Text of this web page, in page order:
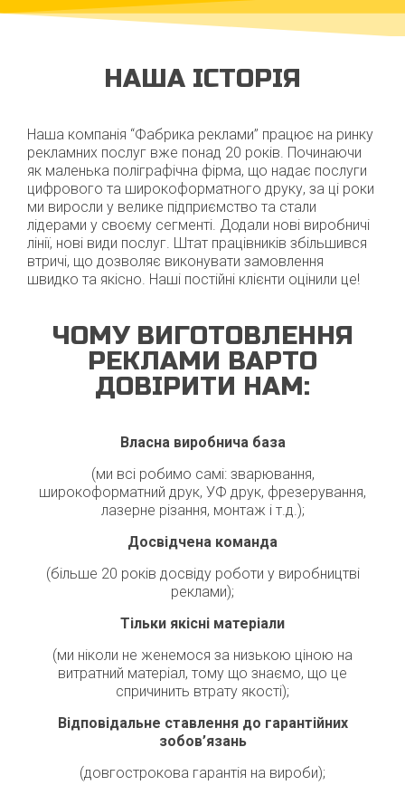
НАША ІСТОРІЯ
Наша компанія “Фабрика реклами” працює на ринку
рекламних послуг вже понад 20 років. Починаючи
як маленька поліграфічна фірма, що надає послуги
цифрового та широкоформатного друку, за ці роки
ми виросли у велике підприємство та стали
лідерами у своєму сегменті. Додали нові виробничі
лінії, нові види послуг. Штат працівників збільшився
втричі, що дозволяє виконувати замовлення
швидко та якісно. Наші постійні клієнти оцінили це!
ЧОМУ ВИГОТОВЛЕННЯ
РЕКЛАМИ ВАРТО
ДОВІРИТИ НАМ:
Власна виробнича база
(ми всі робимо самі: зварювання,
широкоформатний друк, УФ друк, фрезерування,
лазерне різання, монтаж і т.д.);
Досвідчена команда
(більше 20 років досвіду роботи у виробництві
реклами);
Тільки якісні матеріали
(ми ніколи не женемося за низькою ціною на
витратний матеріал, тому що знаємо, що це
спричинить втрату якості);
Відповідальне ставлення до гарантійних
зобов’язань
(довгострокова гарантія на вироби);